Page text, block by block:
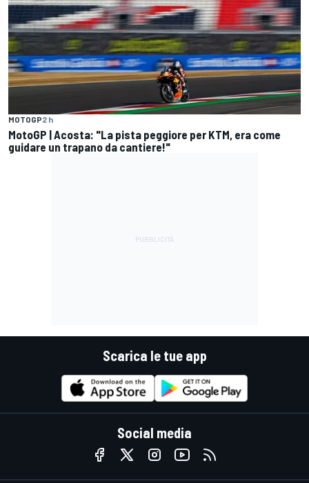
MOTOGP2 h
MotoGP | Acosta: "La pista peggiore per KTM, era come
guidare un trapano da cantiere!"
Scarica le tue app
Social media